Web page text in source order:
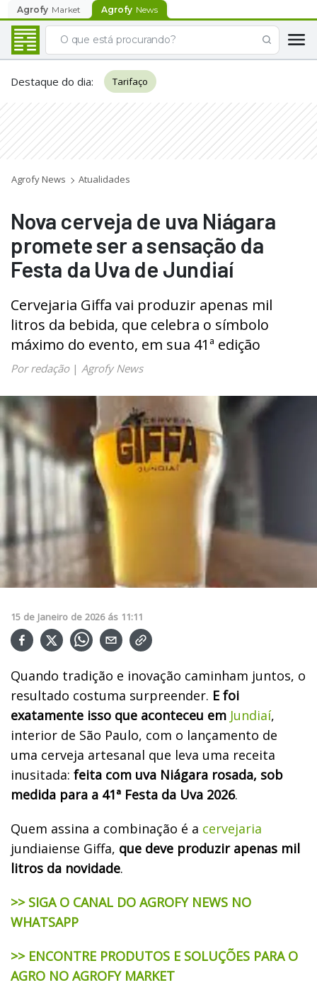
Agrofy Market Agrofy News
Destaque do dia: Tarifaço
Agrofy News Atualidades
Nova cerveja de uva Niágara
promete ser a sensação da
Festa da Uva de Jundiaí
Cervejaria Giffa vai produzir apenas mil
litros da bebida, que celebra o símbolo
máximo do evento, em sua 41ª edição
Por redação| Agrofy News
15 de Janeiro de 2026 ás 11:11
Quando tradição e inovação caminham juntos, o
resultado costuma surpreender. E foi
exatamente isso que aconteceu em Jundiaí,
interior de São Paulo, com o lançamento de
uma cerveja artesanal que leva uma receita
inusitada: feita com uva Niágara rosada, sob
medida para a 41ª Festa da Uva 2026.
Quem assina a combinação é a cervejaria
jundiaiense Giffa, que deve produzir apenas mil
litros da novidade.
>> SIGA O CANAL DO AGROFY NEWS NO
WHATSAPP
>> ENCONTRE PRODUTOS E SOLUÇÕES PARA O
AGRO NO AGROFY MARKET